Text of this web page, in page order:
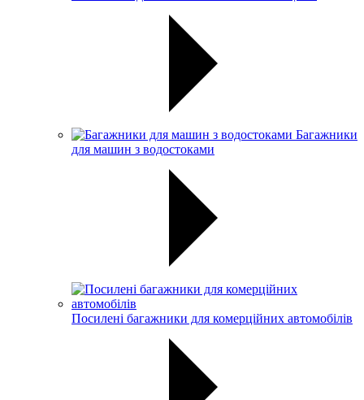
Багажники
для машин з водостоками
Посилені багажники для комерційних автомобілів